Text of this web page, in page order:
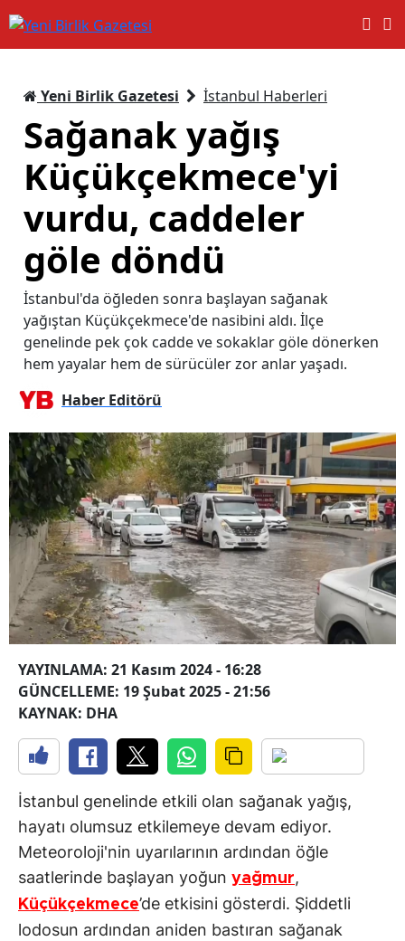
Yeni Birlik Gazetesi İstanbul Haberleri
Sağanak yağış
Küçükçekmece'yi
vurdu, caddeler
göle döndü
İstanbul'da öğleden sonra başlayan sağanak
yağıştan Küçükçekmece'de nasibini aldı. İlçe
genelinde pek çok cadde ve sokaklar göle dönerken
hem yayalar hem de sürücüler zor anlar yaşadı.
Haber Editörü
YAYINLAMA: 21 Kasım 2024 - 16:28
GÜNCELLEME: 19 Şubat 2025 - 21:56
KAYNAK: DHA
İstanbul genelinde etkili olan sağanak yağış,
hayatı olumsuz etkilemeye devam ediyor.
Meteoroloji'nin uyarılarının ardından öğle
saatlerinde başlayan yoğun yağmur,
Küçükçekmece’de etkisini gösterdi. Şiddetli
lodosun ardından aniden bastıran sağanak